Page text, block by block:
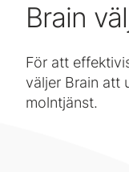
Brain
För att
väljer Brain att
molntjänst.